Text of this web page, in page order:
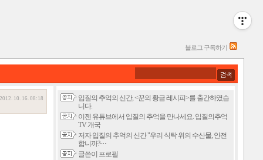
블로그 구독하기
2012. 10. 16. 08:18
입질의 추억의 신간, <꾼의 황금 레시피>를 출간하였습
니다.
이젠 유튜브에서 입질의 추억을 만나세요. 입질의추억
TV 개국
저자 입질의 추억의 신간 "우리 식탁 위의 수산물, 안전
합니까?⋯
글쓴이 프로필